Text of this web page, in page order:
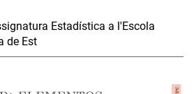
Estadística a l'Escola
de Est